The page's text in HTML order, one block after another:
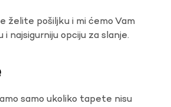
želite pošiljku i mi ćemo Vam
i najsigurniju opciju za slanje.
samo ukoliko tapete nisu